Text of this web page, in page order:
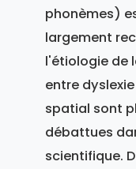
phonèmes)
largement
l'étiologie de
entre
spatial sont
débattues
scientifique.